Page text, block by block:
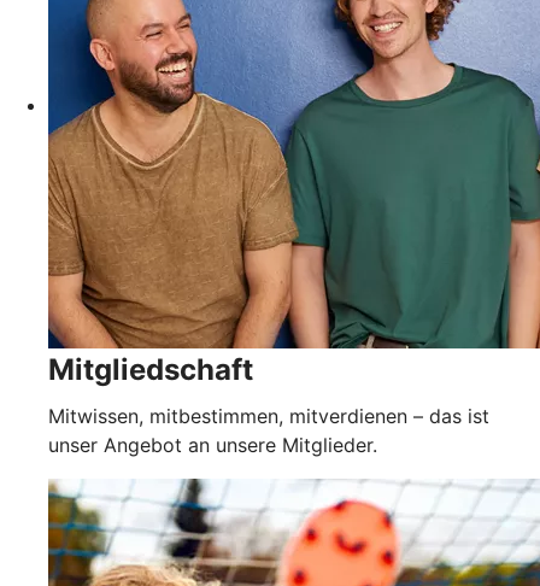
Mitgliedschaft
Mitwissen, mitbestimmen, mitverdienen – das ist
unser Angebot an unsere Mitglieder.